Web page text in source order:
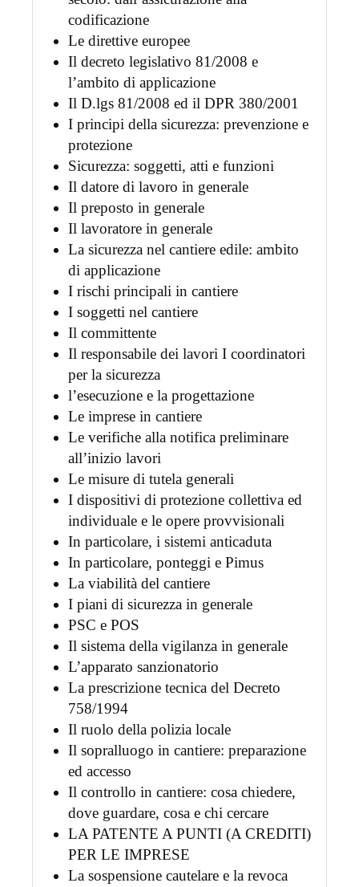
codificazione
Le direttive europee
Il decreto legislativo 81/2008 e
l’ambito di applicazione
Il D.lgs 81/2008 ed il DPR 380/2001
I principi della sicurezza: prevenzione e
protezione
Sicurezza: soggetti, atti e funzioni
Il datore di lavoro in generale
Il preposto in generale
Il lavoratore in generale
La sicurezza nel cantiere edile: ambito
di applicazione
I rischi principali in cantiere
I soggetti nel cantiere
Il committente
Il responsabile dei lavori I coordinatori
per la sicurezza
l’esecuzione e la progettazione
Le imprese in cantiere
Le verifiche alla notifica preliminare
all’inizio lavori
Le misure di tutela generali
I dispositivi di protezione collettiva ed
individuale e le opere provvisionali
In particolare, i sistemi anticaduta
In particolare, ponteggi e Pimus
La viabilità del cantiere
I piani di sicurezza in generale
PSC e POS
Il sistema della vigilanza in generale
L’apparato sanzionatorio
La prescrizione tecnica del Decreto
758/1994
Il ruolo della polizia locale
Il sopralluogo in cantiere: preparazione
ed accesso
Il controllo in cantiere: cosa chiedere,
dove guardare, cosa e chi cercare
LA PATENTE A PUNTI (A CREDITI)
PER LE IMPRESE
La sospensione cautelare e la revoca